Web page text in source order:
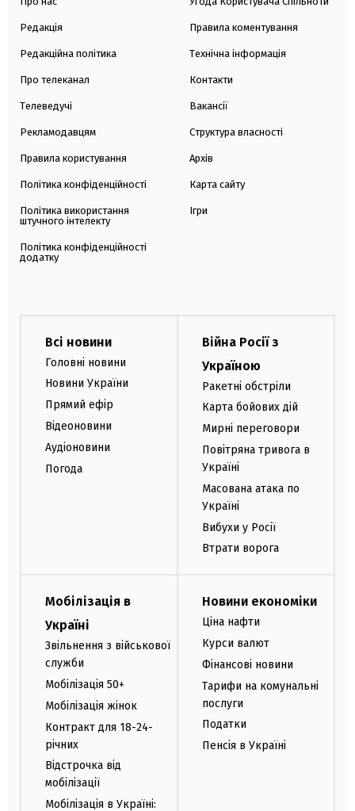
Редакція
Редакційна політика
Про телеканал
Телеведучі
Рекламодавцям
Правила користування
Політика конфіденційності
Політика використання
штучного інтелекту
Політика конфіденційності
додатку
Правила коментування
Технічна інформація
Контакти
Вакансії
Структура власності
Архів
Карта сайту
Ігри
Всі новини
Головні новини
Новини України
Прямий ефір
Відеоновини
Аудіоновини
Погода
Війна Росії з
Україною
Ракетні обстріли
Карта бойових дій
Мирні переговори
Повітряна тривога в
Україні
Масована атака по
Україні
Вибухи у Росії
Втрати ворога
Мобілізація в
Україні
Звільнення з військової
служби
Мобілізація 50+
Мобілізація жінок
Контракт для 18-24-
річних
Відстрочка від
мобілізації
Мобілізація в Україні:
Новини економіки
Ціна нафти
Курси валют
Фінансові новини
Тарифи на комунальні
послуги
Податки
Пенсія в Україні